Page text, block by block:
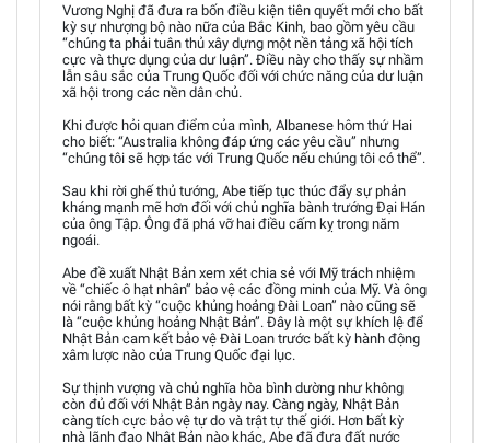
Vương Nghị đã đưa ra bốn điều kiện tiên quyết mới cho bất
kỳ sự nhượng bộ nào nữa của Bắc Kinh, bao gồm yêu cầu
“chúng ta phải tuân thủ xây dựng một nền tảng xã hội tích
cực và thực dụng của dư luận”. Điều này cho thấy sự nhầm
lẫn sâu sắc của Trung Quốc đối với chức năng của dư luận
xã hội trong các nền dân chủ.
Khi được hỏi quan điểm của mình, Albanese hôm thứ Hai
cho biết: “Australia không đáp ứng các yêu cầu” nhưng
“chúng tôi sẽ hợp tác với Trung Quốc nếu chúng tôi có thể”.
Sau khi rời ghế thủ tướng, Abe tiếp tục thúc đẩy sự phản
kháng mạnh mẽ hơn đối với chủ nghĩa bành trướng Đại Hán
của ông Tập. Ông đã phá vỡ hai điều cấm kỵ trong năm
ngoái.
Abe đề xuất Nhật Bản xem xét chia sẻ với Mỹ trách nhiệm
về “chiếc ô hạt nhân” bảo vệ các đồng minh của Mỹ. Và ông
nói rằng bất kỳ “cuộc khủng hoảng Đài Loan” nào cũng sẽ
là “cuộc khủng hoảng Nhật Bản”. Đây là một sự khích lệ để
Nhật Bản cam kết bảo vệ Đài Loan trước bất kỳ hành động
xâm lược nào của Trung Quốc đại lục.
Sự thịnh vượng và chủ nghĩa hòa bình dường như không
còn đủ đối với Nhật Bản ngày nay. Càng ngày, Nhật Bản
càng tích cực bảo vệ tự do và trật tự thế giới. Hơn bất kỳ
nhà lãnh đạo Nhật Bản nào khác, Abe đã đưa đất nước